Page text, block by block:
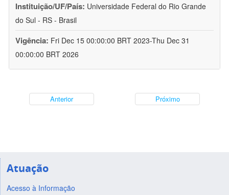
Instituição/UF/País: Universidade Federal do Rio Grande
do Sul - RS - Brasil
Vigência: Fri Dec 15 00:00:00 BRT 2023-Thu Dec 31
00:00:00 BRT 2026
Anterior Próximo
Atuação
Acesso à Informação